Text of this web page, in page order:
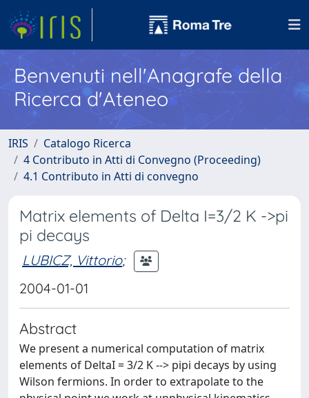
Benvenuti nell'Anagrafe della
Ricerca d'Ateneo
IRIS
Catalogo Ricerca
4 Contributo in Atti di Convegno (Proceeding)
4.1 Contributo in Atti di convegno
Matrix elements of Delta I=3/2 K ->pi
pi decays
LUBICZ, Vittorio;
2004-01-01
Abstract
We present a numerical computation of matrix
elements of DeltaI = 3/2 K --> pipi decays by using
Wilson fermions. In order to extrapolate to the